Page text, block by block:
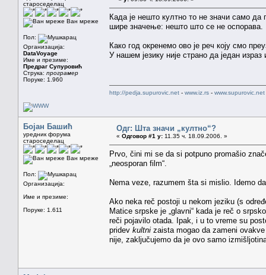
староседелац
Ван мреже
Пол:
Организација:
DataVoyage
Име и презиме:
Предраг Супуровић
Струка: програмер
Поруке: 1.960
Када је нешто култно то не значи само да
шире значење: нешто што се не оспорава.
Како год окренемо ово је реч коју смо
У нашем језику није страно да један
http://pedja.supurovic.net - www.iz.rs - www.supurovic.net
Бојан Башић
уредник форума
староседелац
Ван мреже
Пол:
Организација:
Име и презиме:
Поруке: 1.611
Одг: Шта значи „култно“?
« Одговор #1 у: 11.35 ч. 18.09.2006. »
Prvo, čini mi se da si potpuno promašio
„neosporan film“.
Nema veze, razumem šta si mislio. Idemo
Ako neka reč postoji u nekom jeziku (s
Matice srpske je „glavni“ kada je reč o
reči pojavilo otada. Ipak, i u to vreme su
pridev kultni zaista mogao da zameni
nije, zaključujemo da je ovo samo